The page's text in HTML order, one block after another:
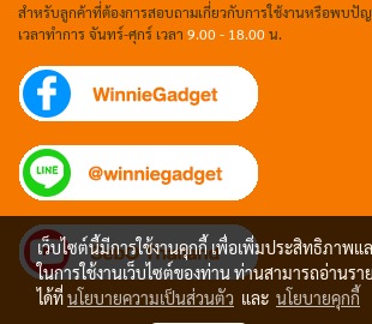
สำหรับลูกค้าที่ต้องการสอบถามเกี่ยวกับการใช้งานหรือพบปั
เวลาทำการ จันทร์-ศุกร์ เวลา 9.00 - 18.00 น.
เว็บไซต์นี้มีการใช้งานคุกกี้ เพื่อเพิ่มประสิทธิภาพ
ในการใช้งานเว็บไซต์ของท่าน ท่านสามารถอ่านรา
ได้ที่นโยบายความเป็นส่วนตัว และ นโยบายคุกกี้